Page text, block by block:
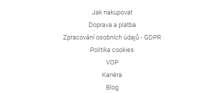
Jak nakupovat
Doprava a platba
Zpracování osobních údajů - GDPR
Politika cookies
VOP
Kariéra
Blog